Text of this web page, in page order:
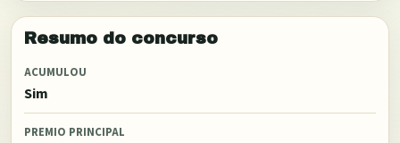
Resumo do concurso
ACUMULOU
Sim
PREMIO PRINCIPAL